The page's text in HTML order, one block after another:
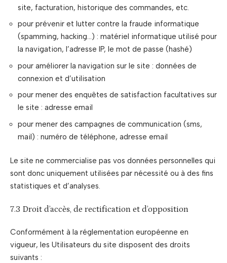
site, facturation, historique des commandes, etc.
pour prévenir et lutter contre la fraude informatique
(spamming, hacking…) : matériel informatique utilisé pour
la navigation, l’adresse IP, le mot de passe (hashé)
pour améliorer la navigation sur le site : données de
connexion et d’utilisation
pour mener des enquêtes de satisfaction facultatives sur
le site : adresse email
pour mener des campagnes de communication (sms,
mail) : numéro de téléphone, adresse email
Le site ne commercialise pas vos données personnelles qui
sont donc uniquement utilisées par nécessité ou à des fins
statistiques et d’analyses.
7.3 Droit d’accès, de rectification et d’opposition
Conformément à la réglementation européenne en
vigueur, les Utilisateurs du site disposent des droits
suivants :